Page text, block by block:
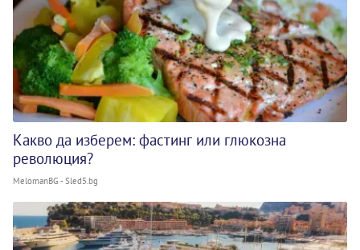
Какво да изберем: фастинг или глюкозна
революция?
MelomanBG - Sled5.bg